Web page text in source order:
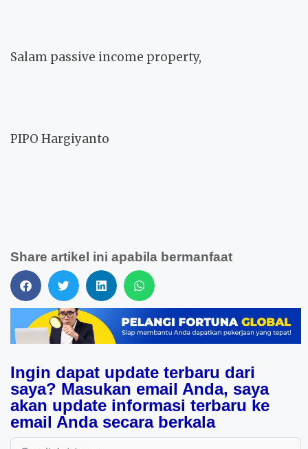
Salam passive income property,
PIPO Hargiyanto
Share artikel ini apabila bermanfaat
Ingin dapat update terbaru dari
saya? Masukan email Anda, saya
akan update informasi terbaru ke
email Anda secara berkala